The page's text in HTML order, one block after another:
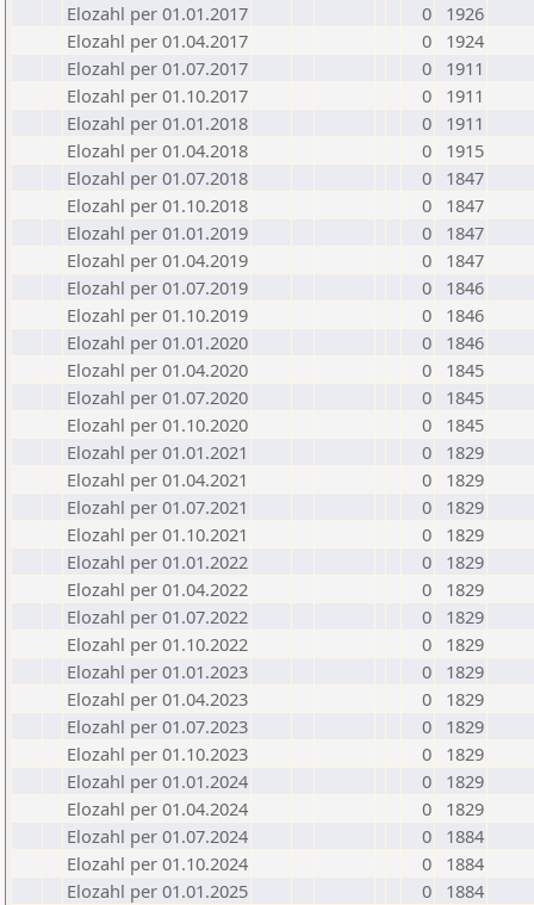
Elozahl per 01.01.2017
0
1926
Elozahl per 01.04.2017
0
1924
Elozahl per 01.07.2017
0
1911
Elozahl per 01.10.2017
0
1911
Elozahl per 01.01.2018
0
1911
Elozahl per 01.04.2018
0
1915
Elozahl per 01.07.2018
0
1847
Elozahl per 01.10.2018
0
1847
Elozahl per 01.01.2019
0
1847
Elozahl per 01.04.2019
0
1847
Elozahl per 01.07.2019
0
1846
Elozahl per 01.10.2019
0
1846
Elozahl per 01.01.2020
0
1846
Elozahl per 01.04.2020
0
1845
Elozahl per 01.07.2020
0
1845
Elozahl per 01.10.2020
0
1845
Elozahl per 01.01.2021
0
1829
Elozahl per 01.04.2021
0
1829
Elozahl per 01.07.2021
0
1829
Elozahl per 01.10.2021
0
1829
Elozahl per 01.01.2022
0
1829
Elozahl per 01.04.2022
0
1829
Elozahl per 01.07.2022
0
1829
Elozahl per 01.10.2022
0
1829
Elozahl per 01.01.2023
0
1829
Elozahl per 01.04.2023
0
1829
Elozahl per 01.07.2023
0
1829
Elozahl per 01.10.2023
0
1829
Elozahl per 01.01.2024
0
1829
Elozahl per 01.04.2024
0
1829
Elozahl per 01.07.2024
0
1884
Elozahl per 01.10.2024
0
1884
Elozahl per 01.01.2025
0
1884